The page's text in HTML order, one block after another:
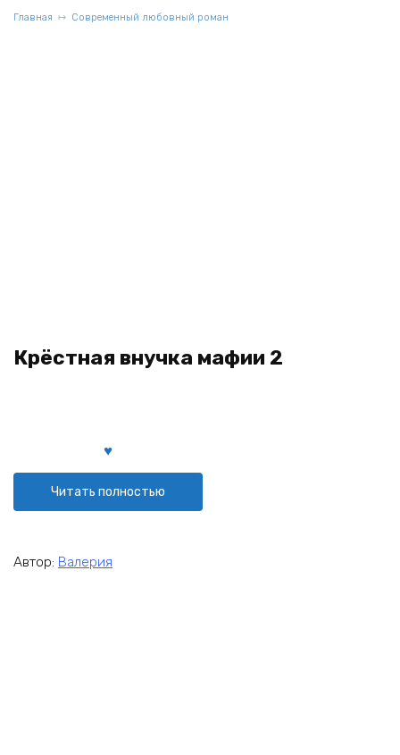
Главная Современный любовный роман
Крёстная внучка мафии 2
Читать полностью
Автор: Валерия